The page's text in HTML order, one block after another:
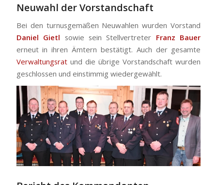
Neuwahl der Vorstandschaft
Bei den turnusgemäßen Neuwahlen wurden Vorstand
Daniel Gietl sowie sein Stellvertreter Franz Bauer
erneut in ihren Ämtern bestätigt. Auch der gesamte
Verwaltungsrat und die übrige Vorstandschaft wurden
geschlossen und einstimmig wiedergewählt.